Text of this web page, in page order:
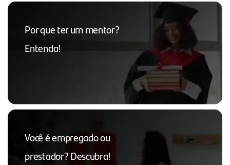
Por que ter um mentor?
Entenda!
Você é empregado ou
prestador? Descubra!